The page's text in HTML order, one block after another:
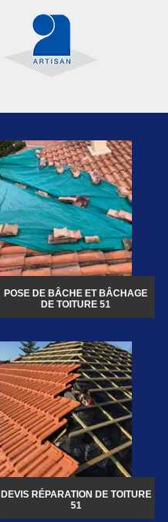
POSE DE BÂCHE ET BÂCHAGE
DE TOITURE 51
DEVIS RÉPARATION DE TOITURE
51